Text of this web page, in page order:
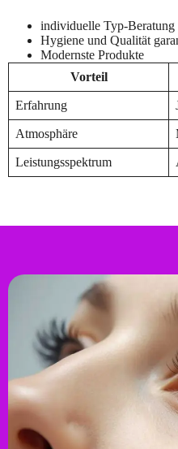
individuelle Typ-Beratung
Hygiene und Qualität
Modernste Produkte
Vorteil
Erfahrung
Atmosphäre
Leistungsspektrum